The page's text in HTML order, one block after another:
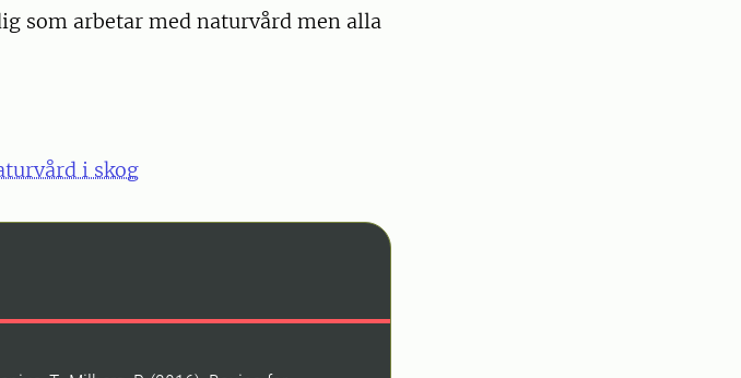
som arbetar med naturvård men alla
i skog